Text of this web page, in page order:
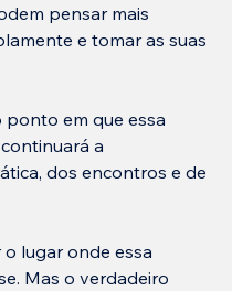
pensar mais
e tomar as suas
em que essa
a
dos encontros e de
o lugar onde essa
Mas o verdadeiro